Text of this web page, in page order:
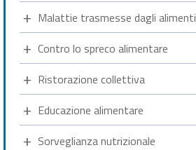
Malattie trasmesse dagli alimenti
Contro lo spreco alimentare
Ristorazione collettiva
Educazione alimentare
Sorveglianza nutrizionale